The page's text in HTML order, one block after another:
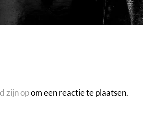
zijn opom een reactie te plaatsen.